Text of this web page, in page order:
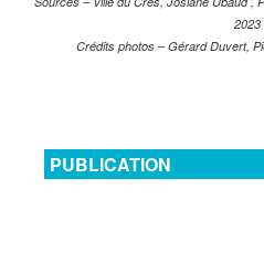
2023
Crédits photos – Gérard Duvert,
PUBLICATION